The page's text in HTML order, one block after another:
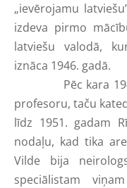
„ievērojamu
izdeva pirmo
latviešu valodā,
iznāca 1946. gadā.
Pēc kara 1946.
profesoru, taču
līdz 1951. gadam
nodaļu, kad tika
Vilde bija
speciālistam